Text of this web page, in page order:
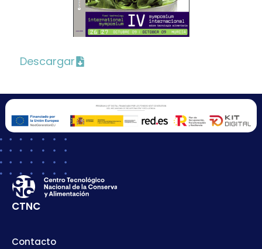
Descargar
CTNC
Contacto